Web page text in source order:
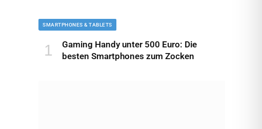
SMARTPHONES & TABLETS
Gaming Handy unter 500 Euro: Die
besten Smartphones zum Zocken